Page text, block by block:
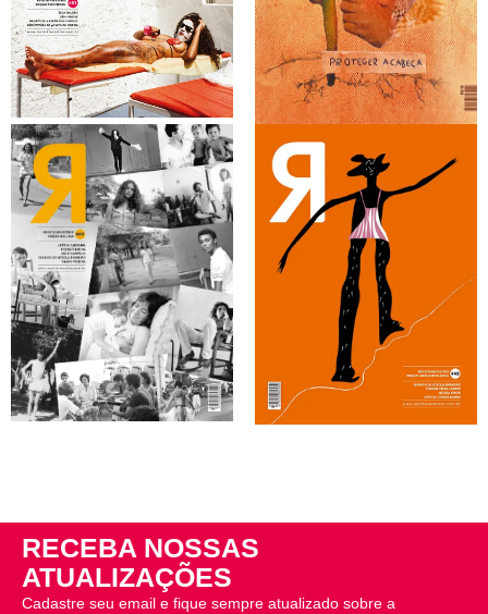
RECEBA NOSSAS
ATUALIZAÇÕES
Cadastre seu email e fique sempre atualizado sobre a